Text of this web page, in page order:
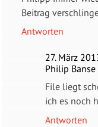
Beitrag
Antworten
27. März
Philip Banse
File liegt
ich es noch
Antworten